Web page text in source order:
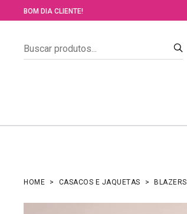
BOM DIA CLIENTE!
HOME CASACOS E JAQUETAS BLAZERS